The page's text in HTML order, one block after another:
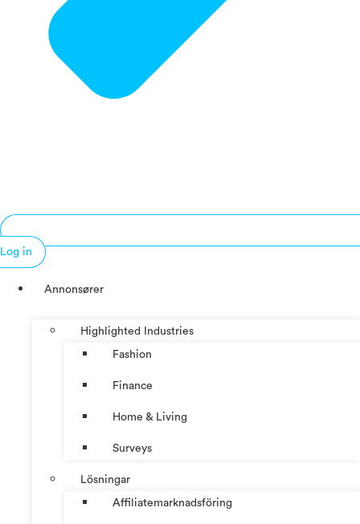
Log in
Annonsører
Highlighted Industries
Fashion
Finance
Home & Living
Surveys
Lösningar
Affiliatemarknadsföring